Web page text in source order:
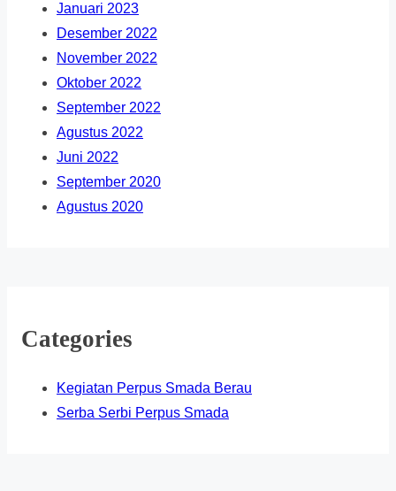
Januari 2023
Desember 2022
November 2022
Oktober 2022
September 2022
Agustus 2022
Juni 2022
September 2020
Agustus 2020
Categories
Kegiatan Perpus Smada Berau
Serba Serbi Perpus Smada